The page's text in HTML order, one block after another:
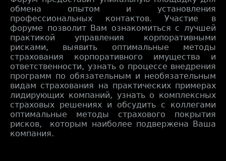
обмена опытом и установления
профессиональных контактов. Участие в
форуме позволит Вам ознакомиться с лучшей
практикой управления корпоративными
рисками, выявить оптимальные методы
страхования корпоративного имущества и
ответственности, узнать о процессе внедрения
программ по обязательным и необязательным
видам страхования на практических примерах
лидирующих компаний, узнать о комплексных
страховых решениях и обсудить с коллегами
оптимальные методы страхового покрытия
рисков, которым наиболее подвержена Ваша
компания.